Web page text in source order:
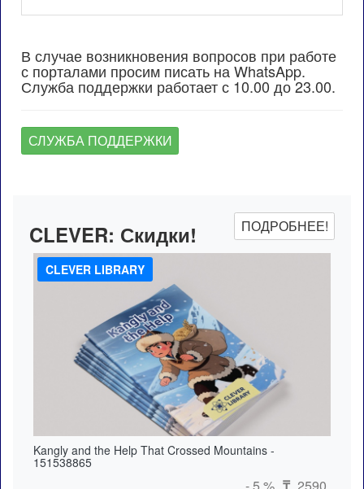
В случае возникновения вопросов при работе
с порталами просим писать на WhatsApp.
Служба поддержки работает с 10.00 до 23.00.
СЛУЖБА ПОДДЕРЖКИ
CLEVER: Скидки! ПОДРОБНЕЕ!
CLEVER LIBRARY
Kangly and the Help That Crossed Mountains -
151538865
- 5 % ₸ 2590